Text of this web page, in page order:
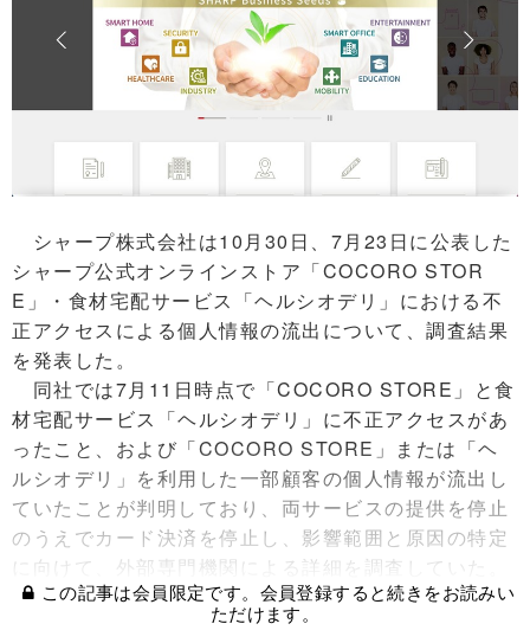
シャープ株式会社は10月30日、7月23日に公表した
シャープ公式オンラインストア「COCORO STOR
E」・食材宅配サービス「ヘルシオデリ」における不
正アクセスによる個人情報の流出について、調査結果
を発表した。
同社では7月11日時点で「COCORO STORE」と食
材宅配サービス「ヘルシオデリ」に不正アクセスがあ
ったこと、および「COCORO STORE」または「ヘ
ルシオデリ」を利用した一部顧客の個人情報が流出し
ていたことが判明しており、両サービスの提供を停止
のうえでカード決済を停止し、影響範囲と原因の特定
に向けて、外部専門機関による詳細を調査していた。
この記事は会員限定です。会員登録すると続きをお読みい
ただけます。